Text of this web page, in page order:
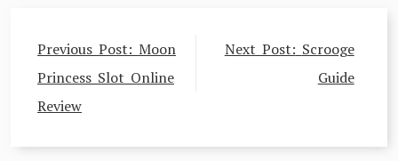
Navigasi
pos
Previous Post: Moon
Princess Slot Online
Review
Next Post: Scrooge
Guide